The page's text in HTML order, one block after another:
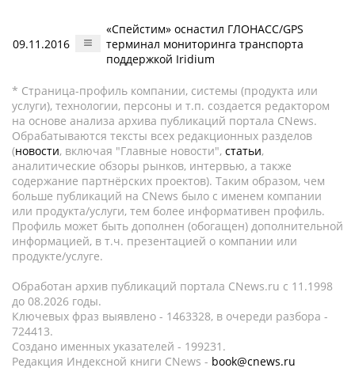
09.11.2016
«Спейстим» оснастил ГЛОНАСС/GPS
терминал мониторинга транспорта
поддержкой Iridium
* Страница-профиль компании, системы (продукта или
услуги), технологии, персоны и т.п. создается редактором
на основе анализа архива публикаций портала CNews.
Обрабатываются тексты всех редакционных разделов
(новости, включая "Главные новости", статьи,
аналитические обзоры рынков, интервью, а также
содержание партнёрских проектов). Таким образом, чем
больше публикаций на CNews было с именем компании
или продукта/услуги, тем более информативен профиль.
Профиль может быть дополнен (обогащен) дополнительной
информацией, в т.ч. презентацией о компании или
продукте/услуге.
Обработан архив публикаций портала CNews.ru c 11.1998
до 08.2026 годы.
Ключевых фраз выявлено - 1463328, в очереди разбора -
724413.
Создано именных указателей - 199231.
Редакция Индексной книги CNews - book@cnews.ru